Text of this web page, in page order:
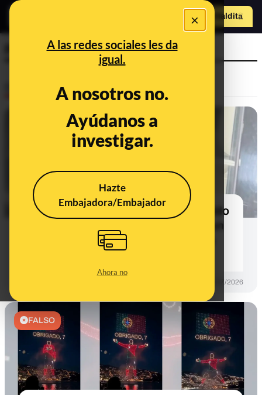
×
A las redes sociales les da
igual.
A nosotros no.
Ayúdanos a
investigar.
Hazte
Embajadora/Embajador
Ahora no
Hazte Maldito
Portugal
No, esta imagen de Cristiano Ronaldo
y Georgina Rodríguez llorando en un
coche no es real: ha sido generada
09/07/2026
FALSO